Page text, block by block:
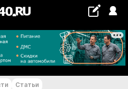
+17...+18 °С
Статьи